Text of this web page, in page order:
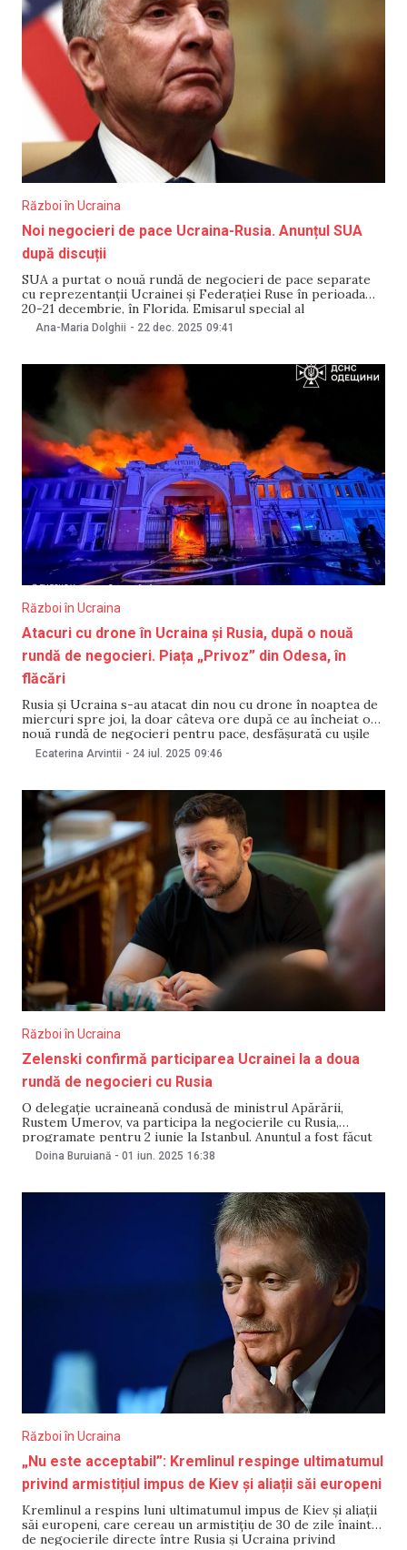
Război în Ucraina
Noi negocieri de pace Ucraina-Rusia. Anunțul SUA
după discuții
SUA a purtat o nouă rundă de negocieri de pace separate
cu reprezentanții Ucrainei și Federației Ruse în perioada
20-21 decembrie, în Florida. Emisarul special al
președintelui american, Steve Witkoff, a publicat două
declarații aproape identice, numind întâlnirile „productive și
secretarul Consiliului Național de
Ana-Maria Dolghii - 22 dec. 2025 09:41
Război în Ucraina
Atacuri cu drone în Ucraina și Rusia, după o nouă
rundă de negocieri. Piața „Privoz” din Odesa, în
flăcări
Rusia și Ucraina s-au atacat din nou cu drone în noaptea de
miercuri spre joi, la doar câteva ore după ce au încheiat o
nouă rundă de negocieri pentru pace, desfășurată cu ușile
închise la Istanbul. Ministerul rus al Apărării a anunțat că a
Ecaterina Arvintii - 24 iul. 2025 09:46
Război în Ucraina
Zelenski confirmă participarea Ucrainei la a doua
rundă de negocieri cu Rusia
O delegație ucraineană condusă de ministrul Apărării,
Rustem Umerov, va participa la negocierile cu Rusia,
programate pentru 2 iunie la Istanbul. Anunțul a fost făcut
de președintele Ucrainei, Volodimir Zelenski. „Facem tot
următoare și
Doina Buruiană - 01 iun. 2025 16:38
Război în Ucraina
„Nu este acceptabil”: Kremlinul respinge ultimatumul
privind armistițiul impus de Kiev și aliații săi europeni
Kremlinul a respins luni ultimatumul impus de Kiev și aliații
săi europeni, care cereau un armistițiu de 30 de zile înainte
de negocierile directe între Rusia și Ucraina privind